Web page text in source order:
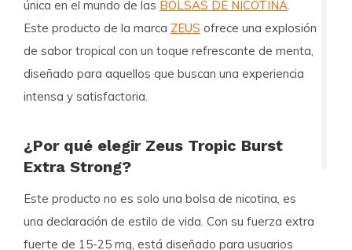
única en el mundo de las BOLSAS DE NICOTINA.
Este producto de la marca ZEUS ofrece una explosión
de sabor tropical con un toque refrescante de menta,
diseñado para aquellos que buscan una experiencia
intensa y satisfactoria.
¿Por qué elegir Zeus Tropic Burst
Extra Strong?
Este producto no es solo una bolsa de nicotina, es
una declaración de estilo de vida. Con su fuerza extra
fuerte de 15-25 mg, está diseñado para usuarios